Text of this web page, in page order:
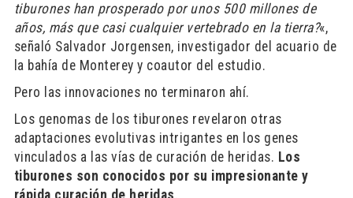
tiburones han prosperado por unos 500 millones de
años, más que casi cualquier vertebrado en la tierra?«,
señaló Salvador Jorgensen, investigador del acuario de
la bahía de Monterey y coautor del estudio.
Pero las innovaciones no terminaron ahí.
Los genomas de los tiburones revelaron otras
adaptaciones evolutivas intrigantes en los genes
vinculados a las vías de curación de heridas. Los
tiburones son conocidos por su impresionante y
rápida curación de heridas.